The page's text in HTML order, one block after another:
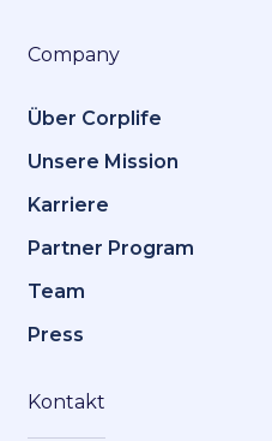
Company
Über Corplife
Unsere Mission
Karriere
Partner Program
Team
Press
Kontakt